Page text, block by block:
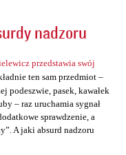
nadzoru
przedstawia swój
ten sam przedmiot –
podeszwie, pasek, kawałek
– raz uruchamia sygnał
sprawdzenie, a
A jaki absurd nadzoru